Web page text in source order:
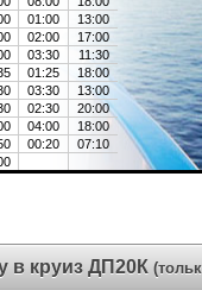
01:00
13:00
02:00
17:00
03:30
11:30
01:25
18:00
03:30
13:00
02:30
20:00
04:00
18:00
00:20
07:10
в круиз ДП20К